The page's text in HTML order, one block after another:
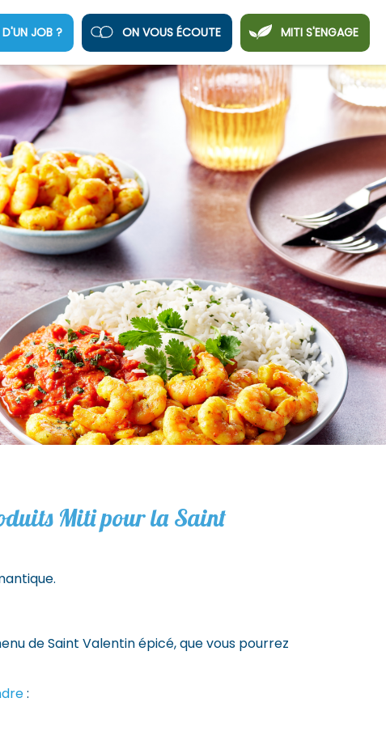
D'UN JOB ? ON VOUS ÉCOUTE MITI S'ENGAGE
Miti pour la Saint
de Saint Valentin épicé, que vous pourrez
: